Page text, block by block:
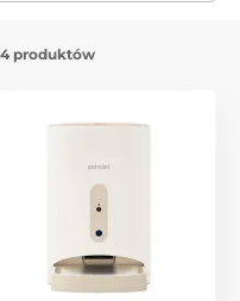
produktów